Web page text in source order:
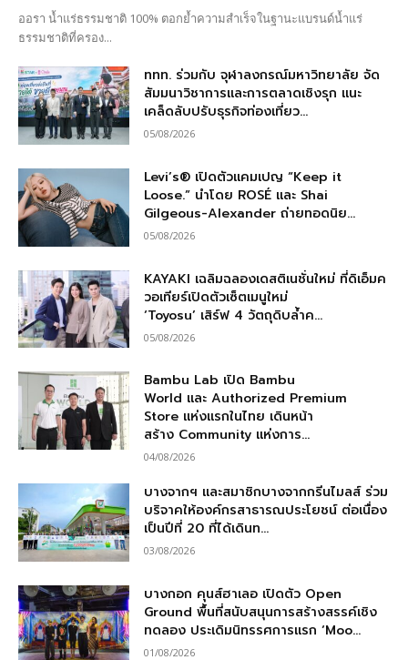
ออรา น้ำแร่ธรรมชาติ 100% ตอกย้ำความสำเร็จในฐานะแบรนด์น้ำแร่
ธรรมชาติที่ครอง...
ททท. ร่วมกับ จุฬาลงกรณ์มหาวิทยาลัย จัด
สัมมนาวิชาการและการตลาดเชิงรุก แนะ
เคล็ดลับปรับธุรกิจท่องเที่ยว...
05/08/2026
Levi’s® เปิดตัวแคมเปญ “Keep it
Loose.” นำโดย ROSÉ และ Shai
Gilgeous-Alexander ถ่ายทอดนิย...
05/08/2026
KAYAKI เฉลิมฉลองเดสติเนชั่นใหม่ ที่ดิเอ็มค
วอเทียร์เปิดตัวเซ็ตเมนูใหม่
‘Toyosu’ เสิร์ฟ 4 วัตถุดิบล้ำค...
05/08/2026
Bambu Lab เปิด Bambu
World และ Authorized Premium
Store แห่งแรกในไทย เดินหน้า
สร้าง Community แห่งการ...
04/08/2026
บางจากฯ และสมาชิกบางจากกรีนไมลส์ ร่วม
บริจาคให้องค์กรสาธารณประโยชน์ ต่อเนื่อง
เป็นปีที่ 20 ที่ได้เดินท...
03/08/2026
บางกอก คุนส์ฮาเลอ เปิดตัว Open
Ground พื้นที่สนับสนุนการสร้างสรรค์เชิง
ทดลอง ประเดิมนิทรรศการแรก ‘Moo...
01/08/2026